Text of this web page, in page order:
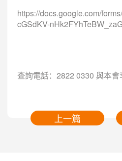
https://docs.google.com/
cGSdKV-
查詢電話：2822 0330 與本
上一篇